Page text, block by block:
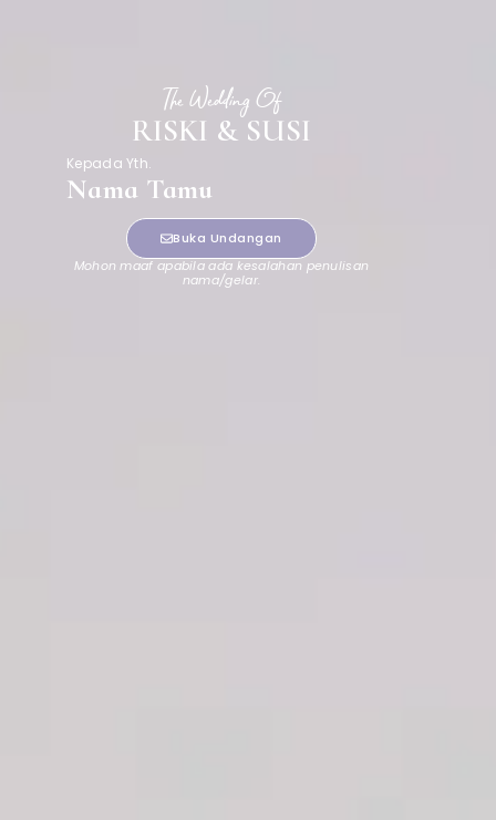
The Wedding Of
RISKI & SUSI
Kepada Yth.
Nama Tamu
Buka Undangan
Mohon maaf apabila ada kesalahan penulisan
nama/gelar.